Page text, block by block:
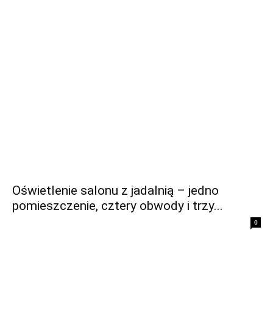
Oświetlenie salonu z jadalnią – jedno
pomieszczenie, cztery obwody i trzy...
0